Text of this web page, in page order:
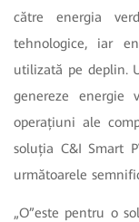
către energia
tehnologice, iar
utilizată pe deplin.
genereze energie
operațiuni ale
soluția C&I Smart
următoarele
„O”este pentru o